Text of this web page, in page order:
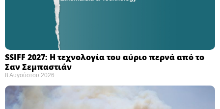
SSIFF 2027: Η τεχνολογία του αύριο περνά από το
Σαν Σεμπαστιάν ​
8 Αυγούστου 2026